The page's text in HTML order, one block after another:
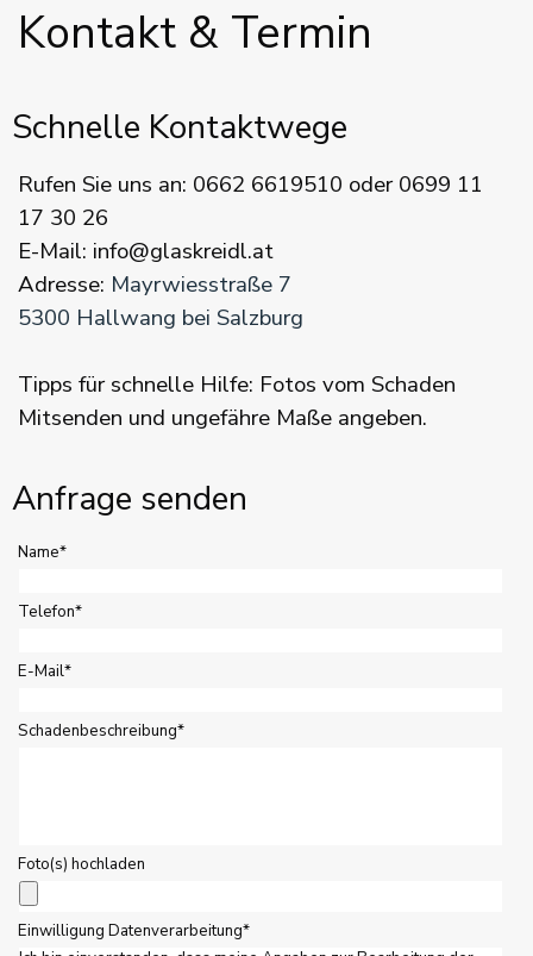
Kontakt & Termin
Schnelle Kontaktwege
Rufen Sie uns an: 0662 6619510 oder 0699 11
17 30 26
E-Mail: info@glaskreidl.at
Adresse: Mayrwiesstraße 7
5300 Hallwang bei Salzburg
Tipps für schnelle Hilfe: Fotos vom Schaden
Mitsenden und ungefähre Maße angeben.
Anfrage senden
Name*
Telefon*
E-Mail*
Schadenbeschreibung*
Foto(s) hochladen
Einwilligung Datenverarbeitung*